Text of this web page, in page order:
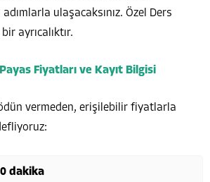
ulaşacaksınız. Özel Ders
ayrıcalıktır.
Payas Fiyatları ve Kayıt Bilgisi
vermeden, erişilebilir fiyatlarla
dakika